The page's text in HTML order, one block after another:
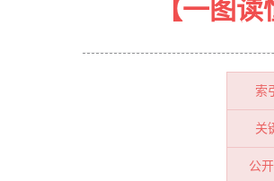
【一图
索
关
公